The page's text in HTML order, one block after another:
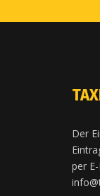
Der
per